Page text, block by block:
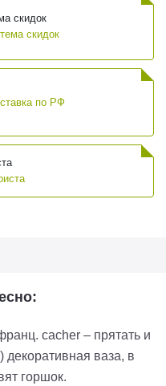
скидок
cacher – прятать и
декоративная ваза, в
горшок.